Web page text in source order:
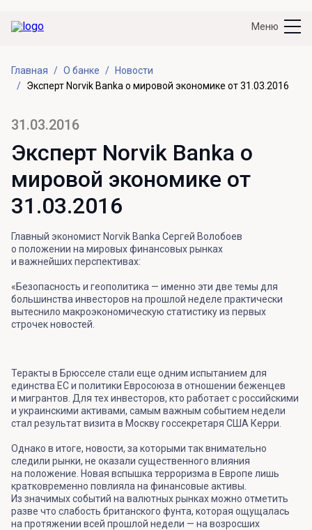
Меню
Главная О банке
Новости
Эксперт Norvik Banka о мировой экономике от 31.03.2016
31.03.2016
Эксперт Norvik Banka о
мировой экономике от
31.03.2016
Главный экономист Norvik Banka Сергей Волобоев
о положении на мировых финансовых рынках
и важнейших перспективах:
«Безопасность и геополитика — именно эти две темы для
большинства инвесторов на прошлой неделе практически
вытеснило макроэкономическую статистику из первых
строчек новостей.
Теракты в Брюсселе стали еще одним испытанием для
единства ЕС и политики Евросоюза в отношении беженцев
и мигрантов. Для тех инвесторов, кто работает с российскими
и украинскими активами, самым важным событием недели
стал результат визита в Москву госсекретаря США Керри.
Однако в итоге, новости, за которыми так внимательно
следили рынки, не оказали существенного влияния
на положение. Новая вспышка терроризма в Европе лишь
кратковременно повлияла на финансовые активы.
Из значимых событий на валютных рынках можно отметить
разве что слабость британского фунта, которая ощущалась
на протяжении всей прошлой недели — на возросших